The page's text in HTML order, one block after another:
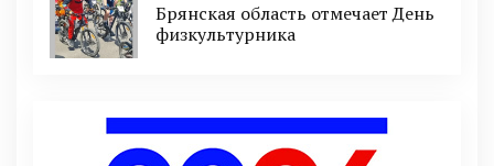
Брянская область отмечает День
физкультурника